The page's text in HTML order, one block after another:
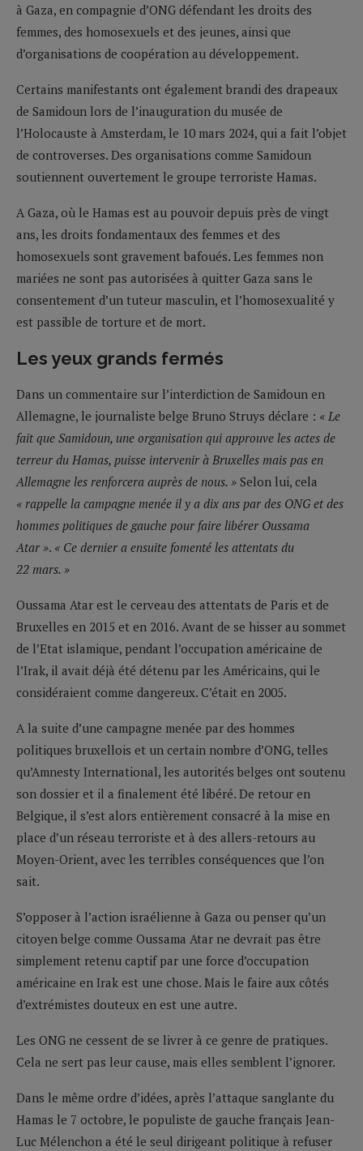
à Gaza, en compagnie d’ONG défendant les droits des
femmes, des homosexuels et des jeunes, ainsi que
d’organisations de coopération au développement.
Certains manifestants ont également brandi des drapeaux
de Samidoun lors de l’inauguration du musée de
l’Holocauste à Amsterdam, le 10 mars 2024, qui a fait l’objet
de controverses. Des organisations comme Samidoun
soutiennent ouvertement le groupe terroriste Hamas.
A Gaza, où le Hamas est au pouvoir depuis près de vingt
ans, les droits fondamentaux des femmes et des
homosexuels sont gravement bafoués. Les femmes non
mariées ne sont pas autorisées à quitter Gaza sans le
consentement d’un tuteur masculin, et l’homosexualité y
est passible de torture et de mort.
Les yeux grands fermés
Dans un commentaire sur l’interdiction de Samidoun en
Allemagne, le journaliste belge Bruno Struys déclare : « Le
fait que Samidoun, une organisation qui approuve les actes de
terreur du Hamas, puisse intervenir à Bruxelles mais pas en
Allemagne les renforcera auprès de nous. » Selon lui, cela
« rappelle la campagne menée il y a dix ans par des ONG et des
hommes politiques de gauche pour faire libérer Oussama
Atar ». « Ce dernier a ensuite fomenté les attentats du
22 mars. »
Oussama Atar est le cerveau des attentats de Paris et de
Bruxelles en 2015 et en 2016. Avant de se hisser au sommet
de l’Etat islamique, pendant l’occupation américaine de
l’Irak, il avait déjà été détenu par les Américains, qui le
considéraient comme dangereux. C’était en 2005.
A la suite d’une campagne menée par des hommes
politiques bruxellois et un certain nombre d’ONG, telles
qu’Amnesty International, les autorités belges ont soutenu
son dossier et il a finalement été libéré. De retour en
Belgique, il s’est alors entièrement consacré à la mise en
place d’un réseau terroriste et à des allers-retours au
Moyen-Orient, avec les terribles conséquences que l’on
sait.
S’opposer à l’action israélienne à Gaza ou penser qu’un
citoyen belge comme Oussama Atar ne devrait pas être
simplement retenu captif par une force d’occupation
américaine en Irak est une chose. Mais le faire aux côtés
d’extrémistes douteux en est une autre.
Les ONG ne cessent de se livrer à ce genre de pratiques.
Cela ne sert pas leur cause, mais elles semblent l’ignorer.
Dans le même ordre d’idées, après l’attaque sanglante du
Hamas le 7 octobre, le populiste de gauche français Jean-
Luc Mélenchon a été le seul dirigeant politique à refuser